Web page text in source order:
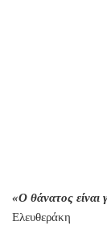
«Ο θάνατος είναι
Ελευθεράκη